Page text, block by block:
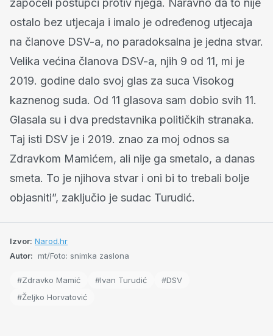
započeli postupci protiv njega. Naravno da to nije
ostalo bez utjecaja i imalo je određenog utjecaja
na članove DSV-a, no paradoksalna je jedna stvar.
Velika većina članova DSV-a, njih 9 od 11, mi je
2019. godine dalo svoj glas za suca Visokog
kaznenog suda. Od 11 glasova sam dobio svih 11.
Glasala su i dva predstavnika političkih stranaka.
Taj isti DSV je i 2019. znao za moj odnos sa
Zdravkom Mamićem, ali nije ga smetalo, a danas
smeta. To je njihova stvar i oni bi to trebali bolje
objasniti”, zaključio je sudac Turudić.
Izvor: Narod.hr
Autor: mt/Foto: snimka zaslona
#Zdravko Mamić #Ivan Turudić
#DSV
#Željko Horvatović